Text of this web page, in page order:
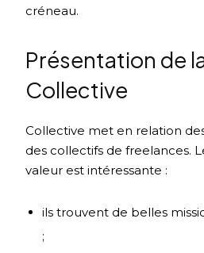
créneau.
Présentation de
Collective
Collective met en relation
des collectifs de freelances.
valeur est intéressante :
ils trouvent de belles
;